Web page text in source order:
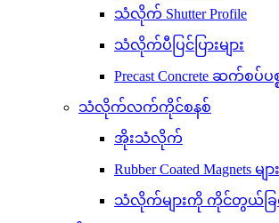
သံလိုက် Shutter Profile
သံလိုက်ပီပြင်ပြားများ
Precast Concrete ဆက်စပ်ပစ္
သံလိုက်လက်ကိုင်စနစ်
အိုးသံလိုက်
Rubber Coated Magnets များ
သံလိုက်များကို ကိုင်တွယ်ခြင်